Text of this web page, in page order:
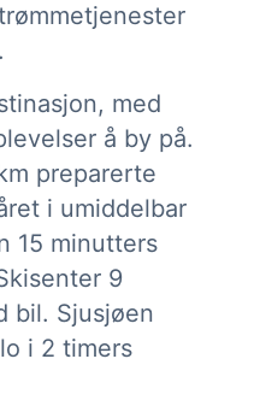
med
å by på.
preparerte
i umiddelbar
15 minutters
9
bil. Sjusjøen
i 2 timers